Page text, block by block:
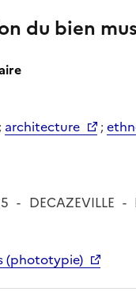
du bien
; architecture ;
- DECAZEVILLE -
(phototypie)